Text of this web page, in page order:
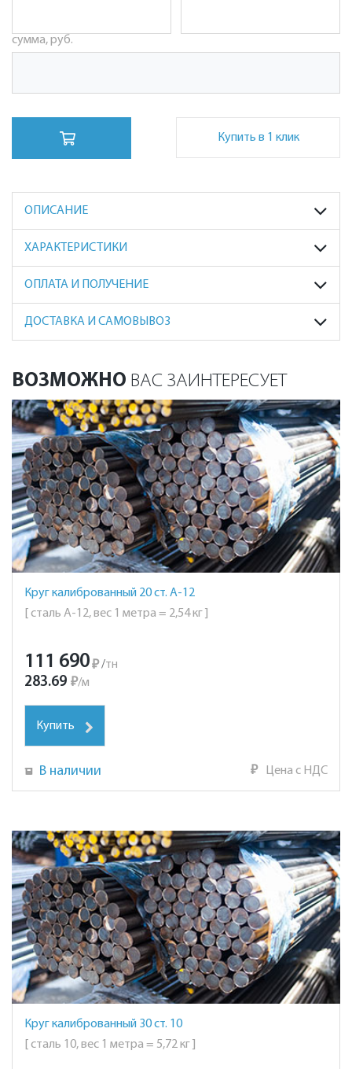
сумма, руб.
Купить в 1 клик
ОПИСАНИЕ
ХАРАКТЕРИСТИКИ
ОПЛАТА И ПОЛУЧЕНИЕ
ДОСТАВКА И САМОВЫВОЗ
ВОЗМОЖНО ВАС ЗАИНТЕРЕСУЕТ
Круг калиброванный 20 ст. А-12
[ сталь А-12, вес 1 метра = 2,54 кг ]
111 690₽ /тн
283.69 ₽/м
Купить
В наличии ₽ Цена с НДС
Круг калиброванный 30 ст. 10
[ сталь 10, вес 1 метра = 5,72 кг ]